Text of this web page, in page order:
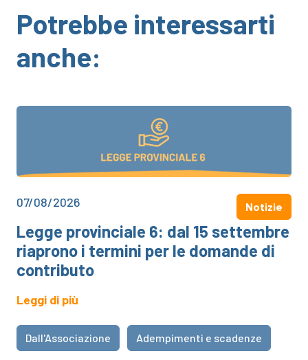
Potrebbe interessarti
anche:
07/08/2026 Notizie
Legge provinciale 6: dal 15 settembre
riaprono i termini per le domande di
contributo
Leggi di più
Dall'Associazione Adempimenti e scadenze